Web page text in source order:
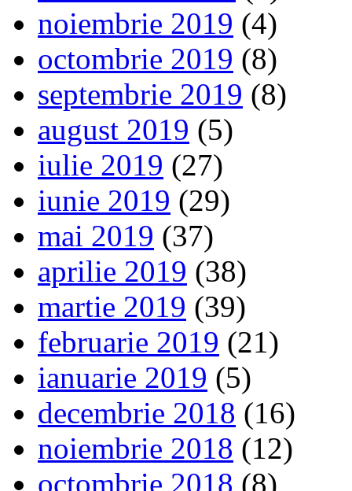
noiembrie 2019 (4)
octombrie 2019 (8)
septembrie 2019 (8)
august 2019 (5)
iulie 2019 (27)
iunie 2019 (29)
mai 2019 (37)
aprilie 2019 (38)
martie 2019 (39)
februarie 2019 (21)
ianuarie 2019 (5)
decembrie 2018 (16)
noiembrie 2018 (12)
octombrie 2018 (8)